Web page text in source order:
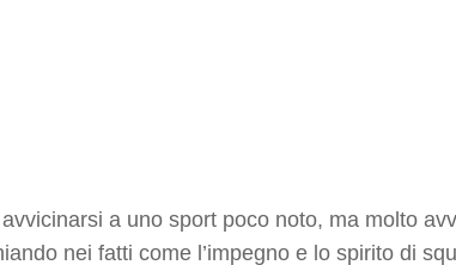
a uno sport poco noto, ma molto
nei fatti come l’impegno e lo spirito di